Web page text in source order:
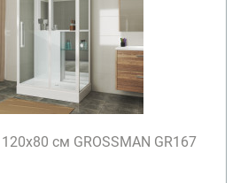
см GROSSMAN GR167